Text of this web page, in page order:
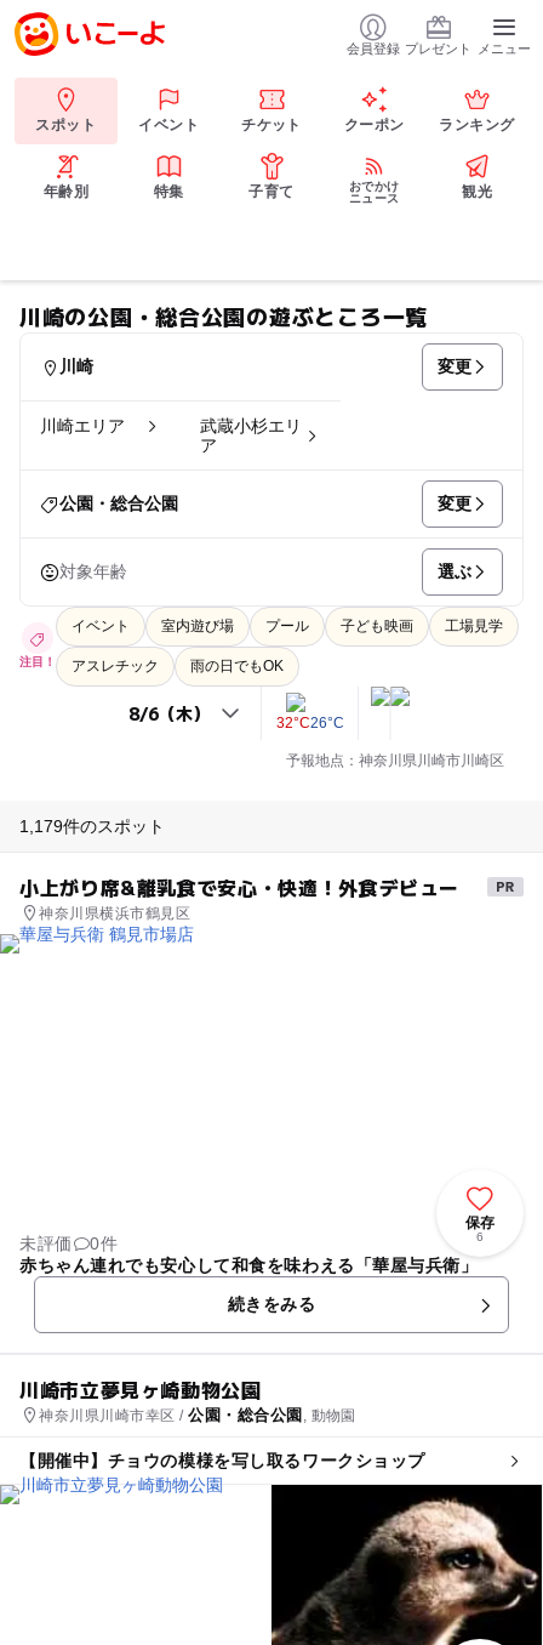
会員登録 プレゼント メニュー
スポット イベント チケット クーポン ランキング
年齢別 特集 子育て
おでかけ
ニュース
観光
川崎の公園・総合公園の遊ぶところ一覧
川崎 変更
川崎エリア
武蔵小杉エリ
ア
公園・総合公園 変更
対象年齢 選ぶ
注目！
イベント 室内遊び場 プール 子ども映画 工場見学
アスレチック 雨の日でもOK
32°C26°C
予報地点：神奈川県川崎市川崎区
1,179件のスポット
小上がり席&離乳食で安心・快適！外食デビュー
神奈川県横浜市鶴見区
保存
6
未評価
0件
赤ちゃん連れでも安心して和食を味わえる「華屋与兵衛」
続きをみる
川崎市立夢見ヶ崎動物公園
神奈川県川崎市幸区 /公園・総合公園 , 動物園
【開催中】チョウの模様を写し取るワークショップ